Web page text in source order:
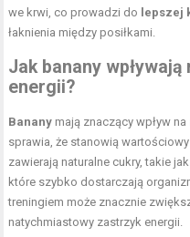
we krwi, co prowadzi do lepszej
łaknienia między posiłkami.
Jak banany
energii?
Banany mają znaczący wpływ na
sprawia, że stanowią
zawierają naturalne cukry, takie
które szybko dostarczają
treningiem może znacznie
natychmiastowy zastrzyk energii.